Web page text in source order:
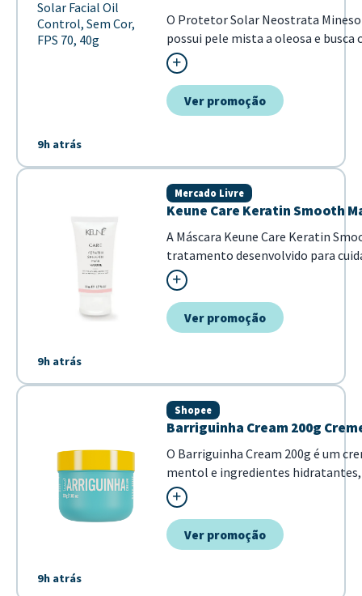
9h atrás
O Protetor Solar Neostrata
possui pele mista a oleosa e
avançada oferece alta proteção
saudável e proteg...
Ver promoção
9h atrás
Keune Care Keratin Smooth
Mercado Livre
A Máscara Keune Care Keratin
tratamento desenvolvido para
cabelos que apresentam frizz,
proporcionando um efeito de
fortalecimento dos fios. Com a
reconhecida da Keune, este
Ver promoção
9h atrás
Barriguinha Cream 200g
Shopee
O Barriguinha Cream 200g é um
mentol e ingredientes
e firmeza localizada.
Ver promoção